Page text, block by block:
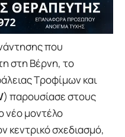
που
στη Βέρνη, το
Τροφίμων και
) παρουσίασε στους
νέο μοντέλο
κεντρικό σχεδιασμό,